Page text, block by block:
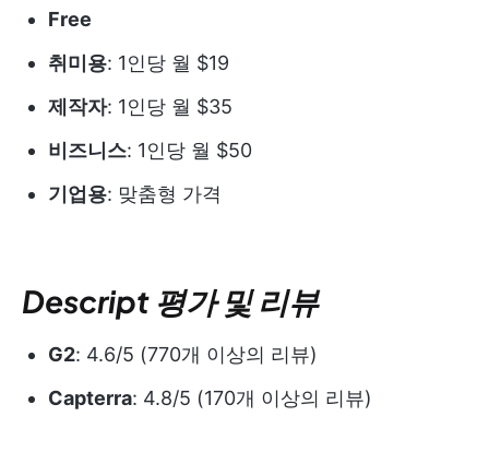
Free
취미용: 1인당 월 $19
제작자: 1인당 월 $35
비즈니스: 1인당 월 $50
기업용: 맞춤형 가격
Descript 평가 및 리뷰
G2: 4.6/5 (770개 이상의 리뷰)
Capterra: 4.8/5 (170개 이상의 리뷰)